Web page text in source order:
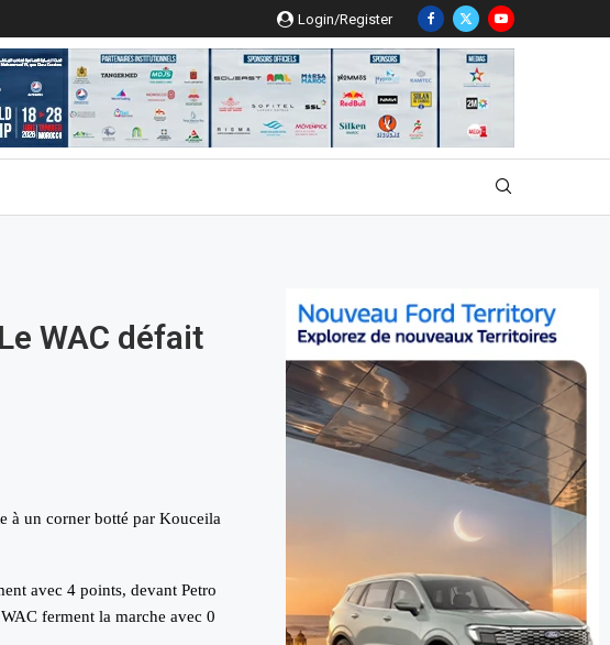
Login/Register
WAC défait
à un corner botté par Kouceila
avec 4 points, devant Petro
ferment la marche avec 0